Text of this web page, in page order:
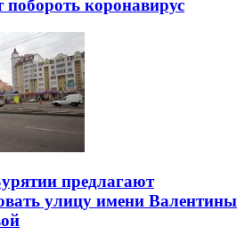
побороть коронавирус
предлагают
улицу имени Валентины